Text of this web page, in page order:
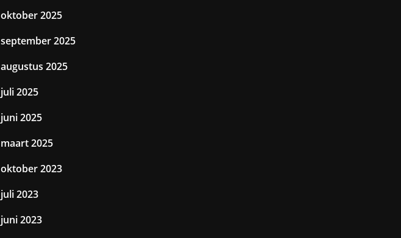
oktober 2025
september 2025
augustus 2025
juli 2025
juni 2025
maart 2025
oktober 2023
juli 2023
juni 2023